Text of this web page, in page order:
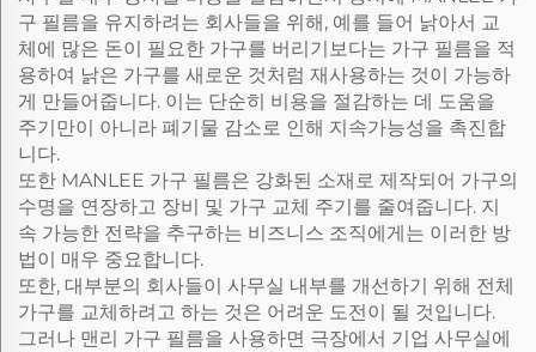
구 필름을 유지하려는 회사들을 위해, 예를 들어 낡아서 교
체에 많은 돈이 필요한 가구를 버리기보다는 가구 필름을 적
용하여 낡은 가구를 새로운 것처럼 재사용하는 것이 가능하
게 만들어줍니다. 이는 단순히 비용을 절감하는 데 도움을
주기만이 아니라 폐기물 감소로 인해 지속가능성을 촉진합
니다.
또한 MANLEE 가구 필름은 강화된 소재로 제작되어 가구의
수명을 연장하고 장비 및 가구 교체 주기를 줄여줍니다. 지
속 가능한 전략을 추구하는 비즈니스 조직에게는 이러한 방
법이 매우 중요합니다.
또한, 대부분의 회사들이 사무실 내부를 개선하기 위해 전체
가구를 교체하려고 하는 것은 어려운 도전이 될 것입니다.
그러나 맨리 가구 필름을 사용하면 극장에서 기업 사무실에